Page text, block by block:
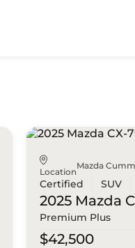
Location
Mazda
Certified SUV
2025 Mazda
Premium Plus
$42,500